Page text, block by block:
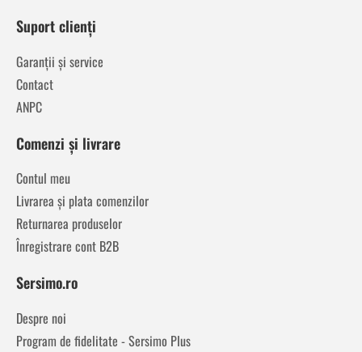
Suport clienți
Garanții și service
Contact
ANPC
Comenzi și livrare
Contul meu
Livrarea și plata comenzilor
Returnarea produselor
Înregistrare cont B2B
Sersimo.ro
Despre noi
Program de fidelitate - Sersimo Plus